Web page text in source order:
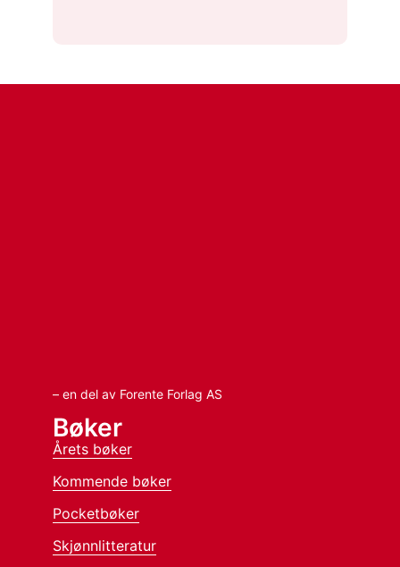
– en del av Forente Forlag AS
Bøker
Årets bøker
Kommende bøker
Pocketbøker
Skjønnlitteratur